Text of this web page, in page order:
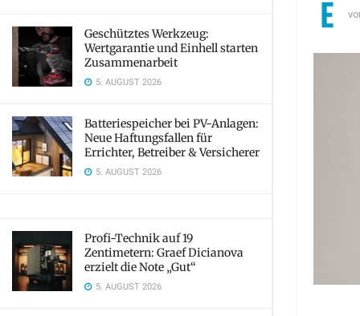
Geschütztes Werkzeug:
Wertgarantie und Einhell starten
Zusammenarbeit
5. AUGUST 2026
Batteriespeicher bei PV-Anlagen:
Neue Haftungsfallen für
Errichter, Betreiber & Versicherer
5. AUGUST 2026
Profi-Technik auf 19
Zentimetern: Graef Dicianova
erzielt die Note „Gut“
5. AUGUST 2026